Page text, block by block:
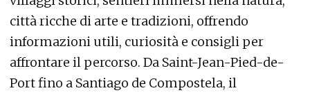
città ricche di arte e tradizioni, offrendo
informazioni utili, curiosità e consigli per
affrontare il percorso. Da Saint-Jean-Pied-de-
Port fino a Santiago de Compostela, il